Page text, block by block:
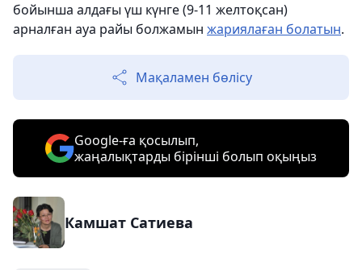
бойынша алдағы үш күнге (9-11 желтоқсан)
арналған ауа райы болжамын жариялаған болатын.
Мақаламен бөлісу
Google-ға қосылып,
жаңалықтарды бірінші болып оқыңыз
Камшат Сатиева